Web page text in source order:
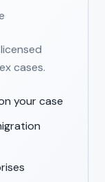
cases.
your case